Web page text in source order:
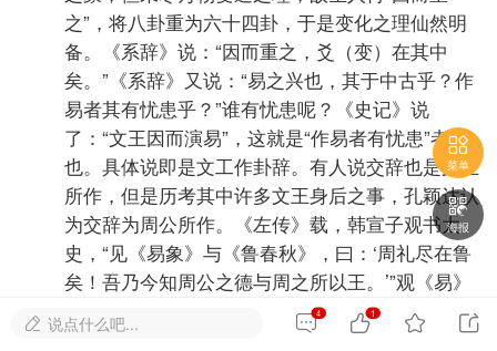
之”，将八卦重为六十四卦，于是变化之理仙然明
备。《系辞》说：“因而重之，爻（变）在其中
矣。”《系辞》又说：“易之兴也，其于中古乎？作
易者其有忧患乎？”谁有忧患呢？《史记》说
了：“文王因而演易”，这就是“作易者有忧患”者
也。具体说即是文工作卦辞。有人说交辞也是文王
所作，但是历考其中许多文王身后之事，孔颖达认
为交辞为周公所作。《左传》载，韩宣子观书太
史，“见《易象》与《鲁春秋》，曰：‘周礼尽在鲁
矣！吾乃今知周公之德与周之所以王。’”观《易》
象而知周公之德，是必《周易》与周公有关，故定
爻辞为周公所作。至于“十翼”，则为孔子所作。作

菜单

海报
 说点什么吧... 4 1  